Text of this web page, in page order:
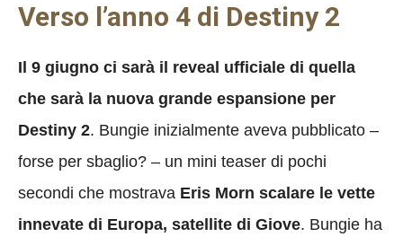
Verso l’anno 4 di Destiny 2
Il 9 giugno ci sarà il reveal ufficiale di quella
che sarà la nuova grande espansione per
Destiny 2. Bungie inizialmente aveva pubblicato –
forse per sbaglio? – un mini teaser di pochi
secondi che mostrava Eris Morn scalare le vette
innevate di Europa, satellite di Giove. Bungie ha